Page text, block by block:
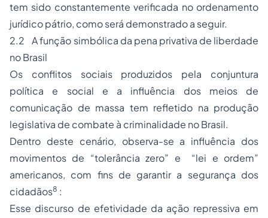
tem sido constantemente verificada no ordenamento
jurídico pátrio, como será demonstrado a seguir.
2.2 A função simbólica da pena privativa de liberdade
no Brasil
Os conflitos sociais produzidos pela conjuntura
política e social e a influência dos meios de
comunicação de massa tem refletido na produção
legislativa de combate à criminalidade no Brasil.
Dentro deste cenário, observa-se a influência dos
movimentos de “tolerância zero” e “lei e ordem”
americanos, com fins de garantir a segurança dos
cidadãos8 :
Esse discurso de efetividade da ação repressiva em